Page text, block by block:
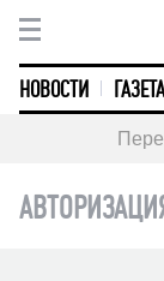
НОВОСТИ ГАЗЕТА